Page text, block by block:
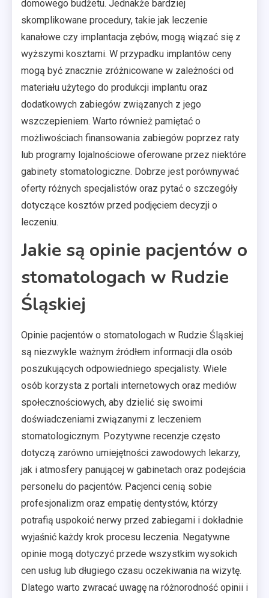
domowego budżetu. Jednakże bardziej
skomplikowane procedury, takie jak leczenie
kanałowe czy implantacja zębów, mogą wiązać się z
wyższymi kosztami. W przypadku implantów ceny
mogą być znacznie zróżnicowane w zależności od
materiału użytego do produkcji implantu oraz
dodatkowych zabiegów związanych z jego
wszczepieniem. Warto również pamiętać o
możliwościach finansowania zabiegów poprzez raty
lub programy lojalnościowe oferowane przez niektóre
gabinety stomatologiczne. Dobrze jest porównywać
oferty różnych specjalistów oraz pytać o szczegóły
dotyczące kosztów przed podjęciem decyzji o
leczeniu.
Jakie są opinie pacjentów o
stomatologach w Rudzie
Śląskiej
Opinie pacjentów o stomatologach w Rudzie Śląskiej
są niezwykle ważnym źródłem informacji dla osób
poszukujących odpowiedniego specjalisty. Wiele
osób korzysta z portali internetowych oraz mediów
społecznościowych, aby dzielić się swoimi
doświadczeniami związanymi z leczeniem
stomatologicznym. Pozytywne recenzje często
dotyczą zarówno umiejętności zawodowych lekarzy,
jak i atmosfery panującej w gabinetach oraz podejścia
personelu do pacjentów. Pacjenci cenią sobie
profesjonalizm oraz empatię dentystów, którzy
potrafią uspokoić nerwy przed zabiegami i dokładnie
wyjaśnić każdy krok procesu leczenia. Negatywne
opinie mogą dotyczyć przede wszystkim wysokich
cen usług lub długiego czasu oczekiwania na wizytę.
Dlatego warto zwracać uwagę na różnorodność opinii i